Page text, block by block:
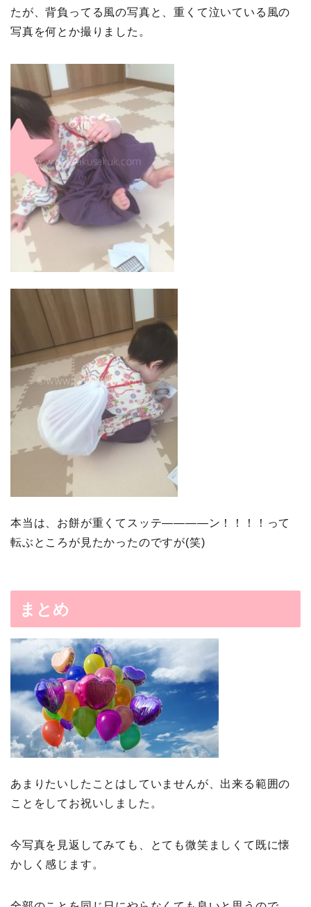
たが、背負ってる風の写真と、重くて泣いている風の
写真を何とか撮りました。
本当は、お餅が重くてスッテ――――ン！！！！って
転ぶところが見たかったのですが(笑)
まとめ
あまりたいしたことはしていませんが、出来る範囲の
ことをしてお祝いしました。
今写真を見返してみても、とても微笑ましくて既に懐
かしく感じます。